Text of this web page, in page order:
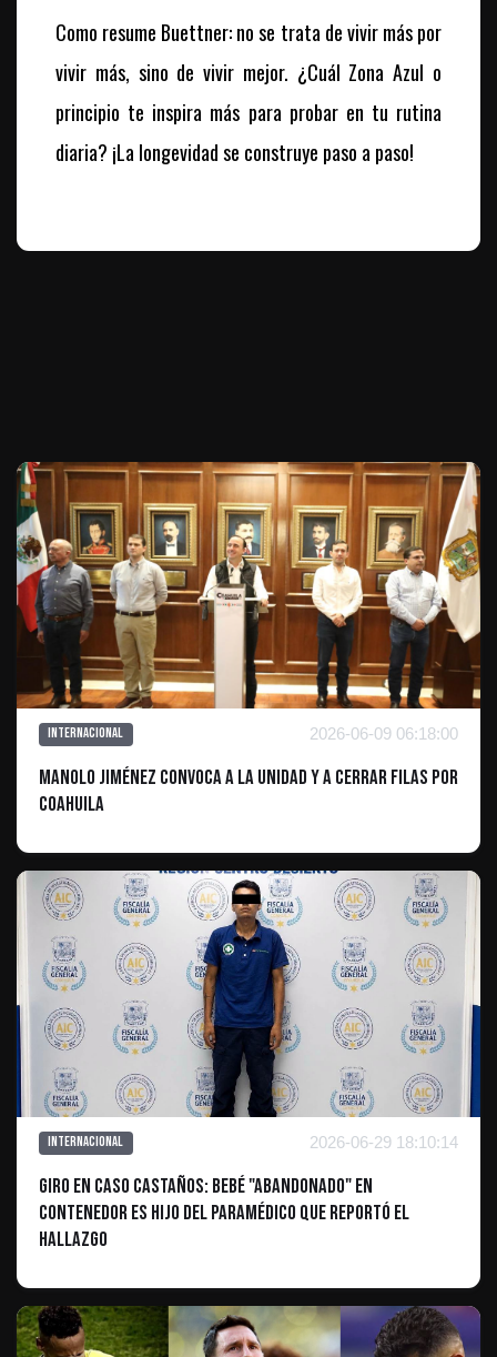
Como resume Buettner: no se trata de vivir más por
vivir más, sino de vivir mejor. ¿Cuál Zona Azul o
principio te inspira más para probar en tu rutina
diaria? ¡La longevidad se construye paso a paso!
Internacional 2026-06-09 06:18:00
Manolo Jiménez convoca a la unidad y a cerrar filas por
Coahuila
Internacional 2026-06-29 18:10:14
Giro en caso Castaños: Bebé "abandonado" en
contenedor es hijo del paramédico que reportó el
hallazgo